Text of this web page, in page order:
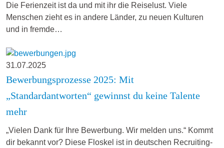
Die Ferienzeit ist da und mit ihr die Reiselust. Viele
Menschen zieht es in andere Länder, zu neuen Kulturen
und in fremde…
31.07.2025
Bewerbungsprozesse 2025: Mit
„Standardantworten“ gewinnst du keine Talente
mehr
„Vielen Dank für Ihre Bewerbung. Wir melden uns.“ Kommt
dir bekannt vor? Diese Floskel ist in deutschen Recruiting-